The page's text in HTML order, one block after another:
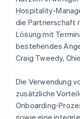
Hospitality-
die Partnerschaft
Lösung mit
bestehendes
Craig Tweedy,
Die Verwendung
zusätzliche
Onboarding-
sowie eine